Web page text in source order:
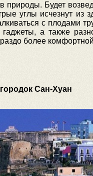
Будет
углы исчезнут из
с плодами
а также
более
Сан-Хуан